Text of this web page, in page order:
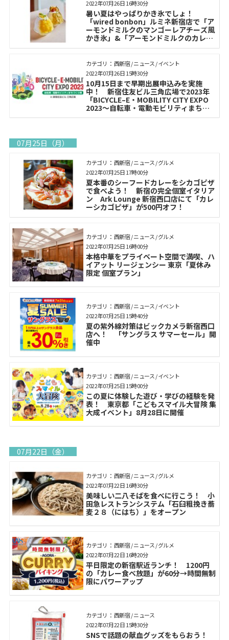
暑い夏はやっぱりかき氷でしょ！
「wired bonbon」ルミネ新宿店で「ア
ーモンドミルクのマンゴーレアチーズ⾵
かき氷」&「アーモンドミルクのカレー
かき氷」を期間限定で販売
2022年07月26日 16時30分
カテゴリ： 西新宿 / ニュース / イベント
10月15日まで早期出展申込みを実施
中！ 新宿住友ビル三角広場で2023年
「BICYCLE–E・MOBILITY CITY EXPO
2023〜自転車・電動モビリティまちづ
くり博〜」を開催
2022年07月26日 15時30分
07月25日（月）
カテゴリ： 西新宿 / ニュース / グルメ
夏本番のシーフードカレーをシカゴピザ
で食べよう！ 新宿の完全個室イタリア
ン Ark Lounge 新宿西口店にて「カレ
ーシカゴピザ」が500円オフ！
2022年07月25日 17時00分
カテゴリ： 西新宿 / ニュース / グルメ
本格中華をプライベート空間で満喫、ハ
イアット リージェンシー 東京「夏休み
限定 個室プラン」
2022年07月25日 16時00分
カテゴリ： 西新宿 / ニュース / イベント
夏の紫外線対策はビックカメラ新宿西口
店へ！ 「サングラス サマーセール」開
催中
2022年07月25日 15時40分
カテゴリ： 西新宿 / ニュース / イベント
この夏に体験した遊び・学びの経験を発
表！ 東京都「こどもスマイル大冒険 集
大成イベント」8月28日に開催
2022年07月25日 15時00分
07月22日（金）
カテゴリ： 西新宿 / ニュース / グルメ
美味しい二八そばを食べに行こう！ 小
田急レストランシステム「石臼粗挽き蕎
麦２８（にはち）」をオープン
2022年07月22日 16時30分
カテゴリ： 西新宿 / ニュース / グルメ
平日限定の新宿駅近ランチ！ 1200円
の「カレー食べ放題」が60分→時間無制
限にパワーアップ
2022年07月22日 16時20分
カテゴリ： 西新宿 / ニュース
SNSで話題の献血グッズをもらおう！
2022年07月22日 15時30分